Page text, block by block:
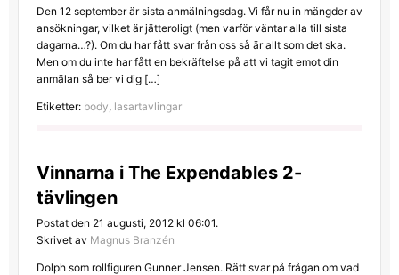
Den 12 september är sista anmälningsdag. Vi får nu in mängder av
ansökningar, vilket är jätteroligt (men varför väntar alla till sista
dagarna…?). Om du har fått svar från oss så är allt som det ska.
Men om du inte har fått en bekräftelse på att vi tagit emot din
anmälan så ber vi dig […]
Etiketter: body, lasartavlingar
Vinnarna i The Expendables 2-
tävlingen
Postat den 21 augusti, 2012 kl 06:01.
Skrivet av Magnus Branzén
Dolph som rollfiguren Gunner Jensen. Rätt svar på frågan om vad